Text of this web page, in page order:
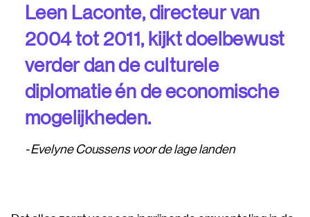
Leen Laconte, directeur van
2004 tot 2011, kijkt doelbewust
verder dan de culturele
diplomatie én de economische
mogelijkheden.
Evelyne Coussens voor de lage landen